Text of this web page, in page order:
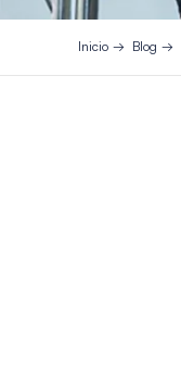
Inicio Blog